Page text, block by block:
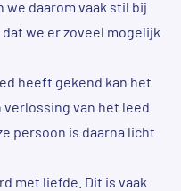
daarom vaak stil bij
we er zoveel mogelijk
heeft gekend kan het
verlossing van het leed
persoon is daarna licht
met liefde. Dit is vaak